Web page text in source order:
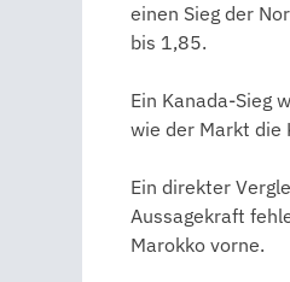
einen Sieg der
bis 1,85.
Ein Kanada-Sieg
wie der Markt die
Ein direkter
Aussagekraft
Marokko vorne.